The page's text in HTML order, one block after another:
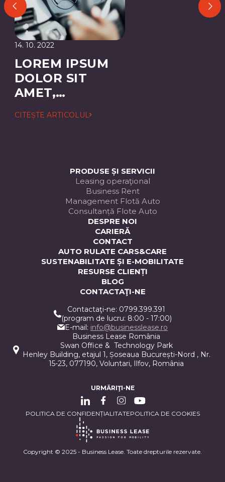
14. 10. 2022
LOREM IPSUM
DOLOR SIT
AMET,
ADIPISCING
CITEȘTE ARTICOLUL
PRODUSE ȘI SERVICII
Leasing operaţional
Business Rent
Management Flotă Auto
Consultanță Flote Auto
DESPRE NOI
CARIERĂ
CONTACT
AUTO RULATE CARS&CARE
SUSTENABILITATE ȘI E-MOBILITATE
RESURSE CLIENȚI
BLOG
CONTACTAŢI-NE
Contactaţi-ne: 0799.399.391
(program de lucru: 8:00 - 17:00)
E-mail: info@businesslease.ro
Business Lease România
Swan Office & Technology Park
Henley Building, etajul 1, Șoseaua București-Nord , Nr.
15-23, 077190, Voluntari, Ilfov, România
URMĂRIŢI-NE
Copyright © 2025 - Business Lease. Toate drepturile rezervate.
POLITICA DE CONFIDENȚIALITATEPOLITICA DE COOKIES